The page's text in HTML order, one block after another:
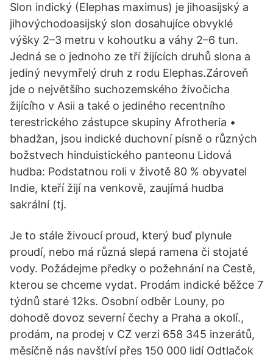
Slon indický (Elephas maximus) je jihoasijský a
jihovýchodoasijský slon dosahujíce obvyklé
výšky 2–3 metru v kohoutku a váhy 2–6 tun.
Jedná se o jednoho ze tří žijících druhů slona a
jediný nevymřelý druh z rodu Elephas.Zároveň
jde o největšího suchozemského živočicha
žijícího v Asii a také o jediného recentního
terestrického zástupce skupiny Afrotheria •
bhadžan, jsou indické duchovní písně o různých
božstvech hinduistického panteonu Lidová
hudba: Podstatnou roli v životě 80 % obyvatel
Indie, kteří žijí na venkově, zaujímá hudba
sakrální (tj.
Je to stále živoucí proud, který buď plynule
proudí, nebo má různá slepá ramena či stojaté
vody. Požádejme předky o požehnání na Cestě,
kterou se chceme vydat. Prodám indické běžce 7
týdnů staré 12ks. Osobní odběr Louny, po
dohodě dovoz severní čechy a Praha a okolí.,
prodám, na prodej v CZ verzi 658 345 inzerátů,
měsíčně nás navštíví přes 150 000 lidí Odtlačok